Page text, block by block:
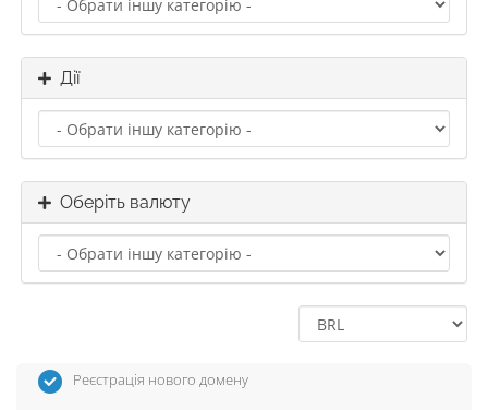
Дії
Оберіть валюту
Реєстрація нового домену